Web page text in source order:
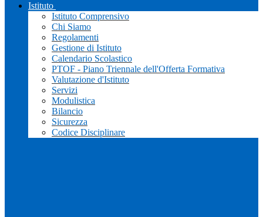
Istituto
Istituto Comprensivo
Chi Siamo
Regolamenti
Gestione di Istituto
Calendario Scolastico
PTOF - Piano Triennale dell'Offerta Formativa
Valutazione d'Istituto
Servizi
Modulistica
Bilancio
Sicurezza
Codice Disciplinare